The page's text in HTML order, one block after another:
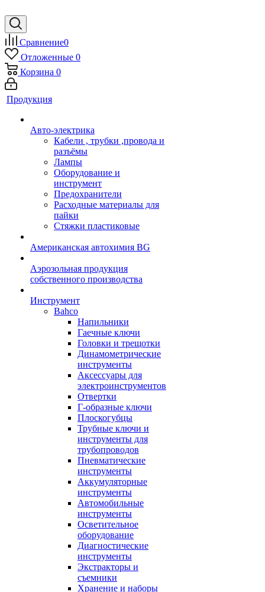
Сравнение0
Отложенные 0
Корзина 0
Продукция
Авто-электрика
Кабели , трубки ,провода и
разъёмы
Лампы
Оборудование и
инструмент
Предохранители
Расходные материалы для
пайки
Стяжки пластиковые
Американская автохимия BG
Аэрозольная продукция
собственного производства
Инструмент
Bahco
Напильники
Гаечные ключи
Головки и трещотки
Динамометрические
инструменты
Аксессуары для
электроинструментов
Отвертки
Г-образные ключи
Плоскогубцы
Трубные ключи и
инструменты для
трубопроводов
Пневматические
инструменты
Аккумуляторные
инструменты
Автомобильные
инструменты
Осветительное
оборудование
Диагностические
инструменты
Экстракторы и
съемники
Хранение и наборы